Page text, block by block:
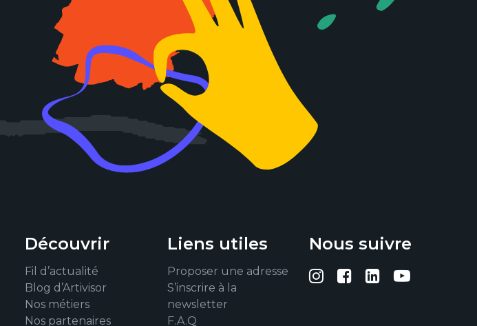
Découvrir
Fil d’actualité
Blog d’Artivisor
Nos métiers
Nos partenaires
Liens utiles
Proposer une adresse
S’inscrire à la
newsletter
F.A.Q
Nous suivre
Suivez-nous sur
Suivez-nous
Suivez-Suivez-